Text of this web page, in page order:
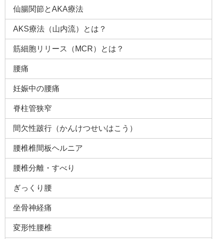
仙腸関節とAKA療法
AKS療法（山内流）とは？
筋細胞リリース（MCR）とは？
腰痛
妊娠中の腰痛
脊柱管狭窄
間欠性跛行（かんけつせいはこう）
腰椎椎間板ヘルニア
腰椎分離・すべり
ぎっくり腰
坐骨神経痛
変形性腰椎